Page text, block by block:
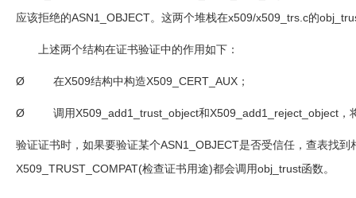
应该拒绝的ASN1_OBJECT。这两个堆栈在x509/x509_trs.c的
上述两个结构在证书验证中的作用如下：
Ø 在X509结构中构造X509_CERT_AUX ；
Ø 调用X509_add1_trust_object和X509_add1_reject_object ，
验证证书时，如果要验证某个ASN1_OBJECT是否受信任，查表找到
X509_TRUST_COMPAT(检查证书用途)都会调用obj_trust函数。